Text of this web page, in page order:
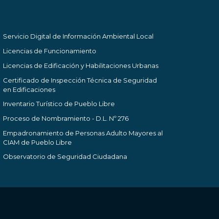
Servicio Digital de Información Ambiental Local
Licencias de Funcionamiento
Licencias de Edificación y Habilitaciones Urbanas
Certificado de Inspección Técnica de Seguridad
en Edificaciones
Inventario Turístico de Pueblo Libre
Proceso de Nombramiento - D.L. Nº 276
Empadronamiento de Personas Adulto Mayores al
CIAM de Pueblo Libre
Observatorio de Seguridad Ciudadana